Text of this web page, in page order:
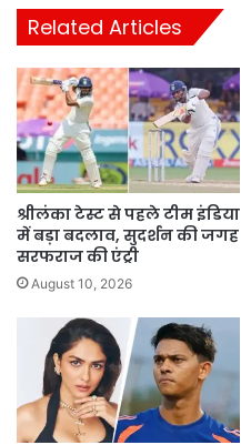
Related Articles
श्रीलंका टेस्ट से पहले टीम इंडिया
में बड़ा बदलाव, सुदर्शन की जगह
सरफराज की एंट्री
August 10, 2026